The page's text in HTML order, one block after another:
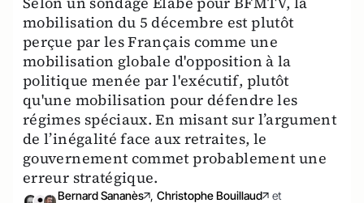
mobilisation du 5 décembre est plutôt
perçue par les Français comme une
mobilisation globale d'opposition à la
politique menée par l'exécutif, plutôt
qu'une mobilisation pour défendre les
régimes spéciaux. En misant sur l’argument
de l’inégalité face aux retraites, le
gouvernement commet probablement une
erreur stratégique.
Bernard Sananès , Christophe Bouillaud
et